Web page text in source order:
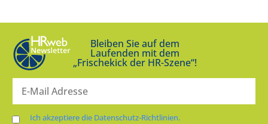
Bleiben Sie auf dem
Laufenden mit dem
„Frischekick der HR-Szene“!
Ich akzeptiere die Datenschutz-Richtlinien.